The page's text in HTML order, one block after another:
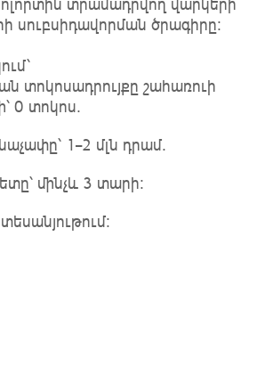
սուբսիդավորման ծրագիրը։
տոկոսադրույքը շահառուի
0 տոկոս.
1–2 մլն դրամ.
մինչև 3 տարի: